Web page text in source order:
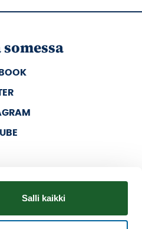
Salli kaikki
somessa